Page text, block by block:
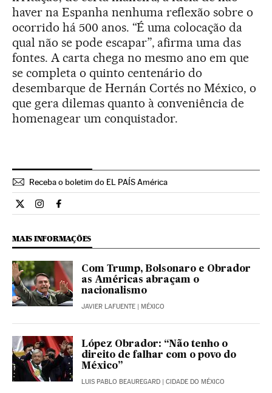
haver na Espanha nenhuma reflexão sobre o
ocorrido há 500 anos. “É uma colocação da
qual não se pode escapar”, afirma uma das
fontes. A carta chega no mesmo ano em que
se completa o quinto centenário do
desembarque de Hernán Cortés no México, o
que gera dilemas quanto à conveniência de
homenagear um conquistador.
Receba o boletim do EL PAÍS América
Internacional El País Brasil en Twitter
Internacional El País Brasil en Instagram
Internacional El País Brasil en Facebook
MAIS INFORMAÇÕES
Com Trump, Bolsonaro e Obrador
as Américas abraçam o
nacionalismo
JAVIER LAFUENTE | MÉXICO
López Obrador: “Não tenho o
direito de falhar com o povo do
México”
LUIS PABLO BEAUREGARD | CIDADE DO MÉXICO